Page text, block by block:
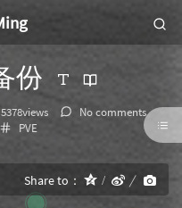
份
5378views
No comments
Categories：
PVE
Share to：